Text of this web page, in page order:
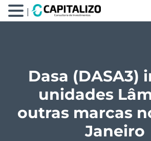
Dasa (DASA3)
unidades
outras marcas
Janeiro